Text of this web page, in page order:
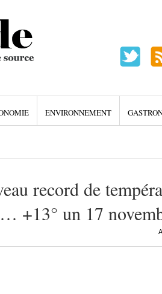
ENVIRONNEMENT
record de
+13° un 17